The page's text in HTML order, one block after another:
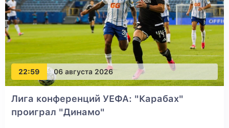
22:59 06 августа 2026
Лига конференций УЕФА: "Карабах"
проиграл "Динамо"